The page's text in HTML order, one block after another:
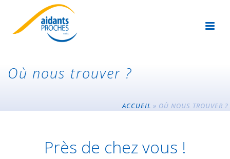
Où nous trouver ?
ACCUEIL » OÙ NOUS TROUVER ?
Près de chez vous !